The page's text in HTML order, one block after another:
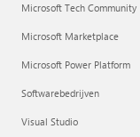
Microsoft Tech Community
Microsoft Marketplace
Microsoft Power Platform
Softwarebedrijven
Visual Studio